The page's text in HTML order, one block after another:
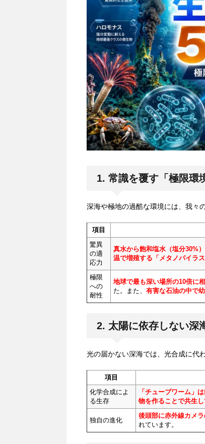
1. 常識を覆す「極限環
深海や極地の過酷な環境には、我々
項目
驚異
の適
応力
真水から飽和塩水（塩分30%
温で増殖する「メタノパイラス
極限
への
耐性
地球で最も深い場所の10倍に
た。また、 有害な石油の中で
2. 太陽に依存しない深
光の届かない深海では、光合成に代
項目
化学合成によ
る生存
「チューブワーム」
物を作ることで共生し
独自の進化
後頭部に赤外線カメ
れています。